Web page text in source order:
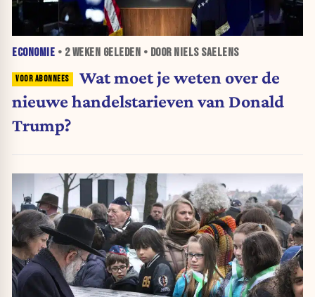
ECONOMIE • 2 WEKEN GELEDEN • DOOR NIELS SAELENS
Wat moet je weten over de
nieuwe handelstarieven van Donald
Trump?